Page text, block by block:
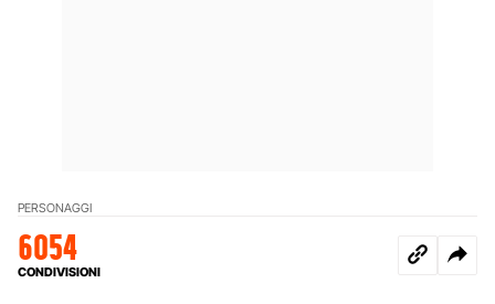
PERSONAGGI
6054
CONDIVISIONI